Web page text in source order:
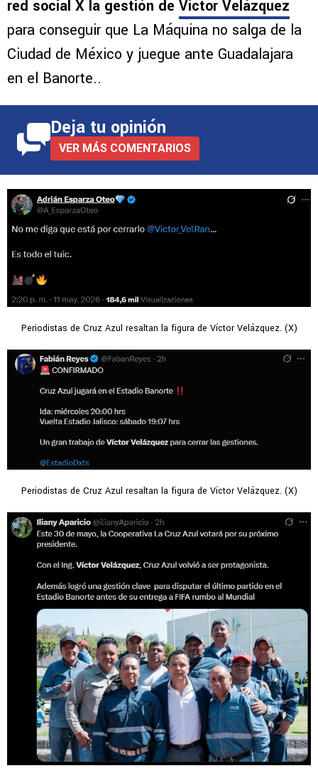
red social X la gestión de Víctor Velázquez
para conseguir que La Máquina no salga de la
Ciudad de México y juegue ante Guadalajara
en el Banorte..
Deja tu opinión
VER MÁS COMENTARIOS
Periodistas de Cruz Azul resaltan la figura de Víctor Velázquez. (X)
Periodistas de Cruz Azul resaltan la figura de Víctor Velázquez. (X)